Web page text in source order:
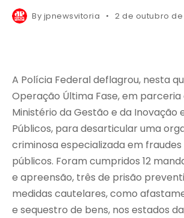
By jpnewsvitoria 2 de outubro de
A Polícia Federal deflagrou, nesta
Operação Última Fase, em parceria
Ministério da Gestão e da Inovação
Públicos, para desarticular uma
criminosa especializada em
públicos. Foram cumpridos 12
e apreensão, três de prisão
medidas cautelares, como
e sequestro de bens, nos estados